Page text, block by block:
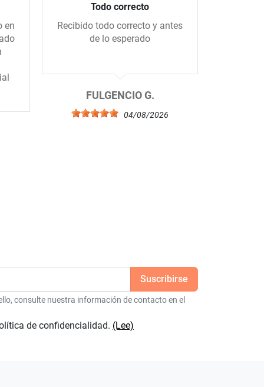
en
Todo correcto
Recibido todo correcto y antes
de lo esperado
FULGENCIO G.
04/08/2026
consulte nuestra información de contacto en el
de confidencialidad. (Lee)